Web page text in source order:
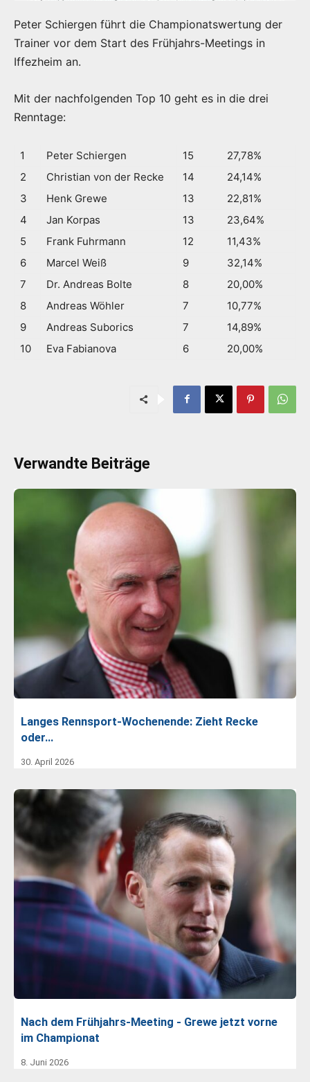
Peter Schiergen führt die Championatswertung der
Trainer vor dem Start des Frühjahrs-Meetings in
Iffezheim an.
Mit der nachfolgenden Top 10 geht es in die drei
Renntage:
1 Peter Schiergen 15
27,78%
2
Christian von der Recke 14
24,14%
3
Henk Grewe 13
22,81%
4
Jan Korpas 13
23,64%
5
Frank Fuhrmann 12
11,43%
6
Marcel Weiß 9
32,14%
7
Dr. Andreas Bolte 8
20,00%
8
Andreas Wöhler 7
10,77%
9
Andreas Suborics 7
14,89%
10
Eva Fabianova 6 20,00%
Verwandte Beiträge
Langes Rennsport-Wochenende: Zieht Recke
oder…
30. April 2026
Nach dem Frühjahrs-Meeting - Grewe jetzt vorne
im Championat
8. Juni 2026